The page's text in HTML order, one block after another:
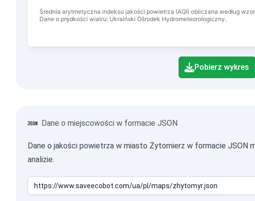
Średnia arytmetyczna indeksu jakości powietrza (AQI) obliczana według
Dane o prędkości wiatru: Ukraiński Ośrodek Hydrometeorologiczny.
Pobierz wykres
Dane o miejscowości w formacie JSON
Dane o jakości powietrza w miasto Żytomierz w formacie JSON
analizie.